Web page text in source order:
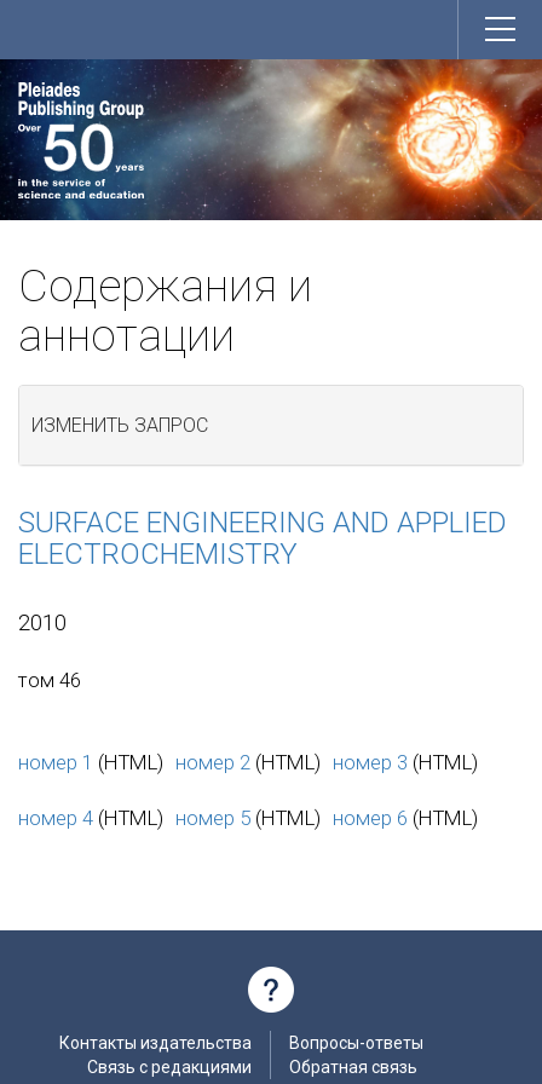
Содержания и
аннотации
ИЗМЕНИТЬ ЗАПРОС
SURFACE ENGINEERING AND APPLIED
ELECTROCHEMISTRY
2010
том 46
номер 1 (HTML) номер 2 (HTML) номер 3 (HTML)
номер 4 (HTML) номер 5 (HTML) номер 6 (HTML)
Контакты издательства
Связь с редакциями
Вопросы-ответы
Обратная связь